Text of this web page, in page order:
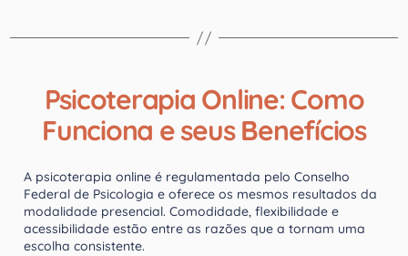
Psicoterapia Online: Como
Funciona e seus Benefícios
A psicoterapia online é regulamentada pelo Conselho
Federal de Psicologia e oferece os mesmos resultados da
modalidade presencial. Comodidade, flexibilidade e
acessibilidade estão entre as razões que a tornam uma
escolha consistente.